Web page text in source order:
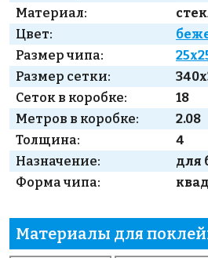
Материал:
Цвет:
Размер чипа:
Размер сетки:
Сеток в коробке:
18
Метров в коробке:
2.08
Толщина:
4
Назначение:
для
Форма чипа:
Материалы для